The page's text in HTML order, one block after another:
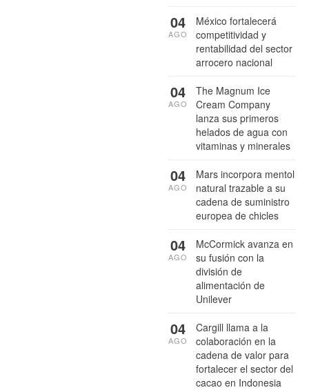
México fortalecerá
competitividad y
rentabilidad del sector
arrocero nacional
04
AGO
The Magnum Ice
Cream Company
lanza sus primeros
helados de agua con
vitaminas y minerales
04
AGO
Mars incorpora mentol
natural trazable a su
cadena de suministro
europea de chicles
04
AGO
McCormick avanza en
su fusión con la
división de
alimentación de
Unilever
04
AGO
Cargill llama a la
colaboración en la
cadena de valor para
fortalecer el sector del
cacao en Indonesia
04
AGO